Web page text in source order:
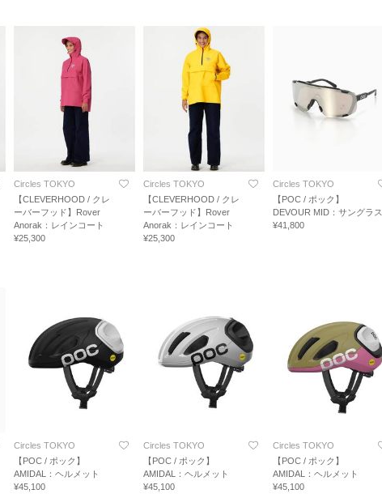
Circles TOKYO
【CLEVERHOOD / クレ
ーバーフッド】Rover
Anorak：レインコート
¥25,300
Circles TOKYO
【CLEVERHOOD / クレ
ーバーフッド】Rover
Anorak：レインコート
¥25,300
Circles TOKYO
【POC / ポック】
DEVOUR MID：サングラス
¥41,800
Circles TOKYO
【POC / ポック】
AMIDAL：ヘルメット
¥45,100
Circles TOKYO
【POC / ポック】
AMIDAL：ヘルメット
¥45,100
Circles TOKYO
【POC / ポック】
AMIDAL：ヘルメット
¥45,100